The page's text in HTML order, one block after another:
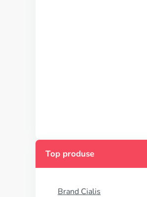
Top produse
Brand Cialis